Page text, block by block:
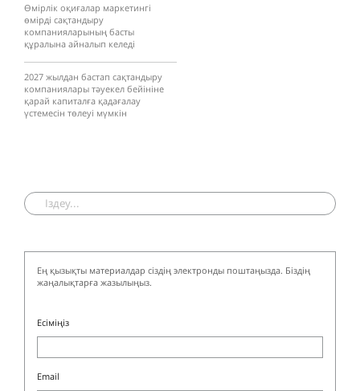
Өмірлік оқиғалар маркетингі
өмірді сақтандыру
компанияларының басты
құралына айналып келеді
2027 жылдан бастап сақтандыру
компаниялары тәуекел бейініне
қарай капиталға қадағалау
үстемесін төлеуі мүмкін
Ең қызықты материалдар сіздің электронды поштаңызда. Біздің
жаңалықтарға жазылыңыз.
Есіміңіз
Email